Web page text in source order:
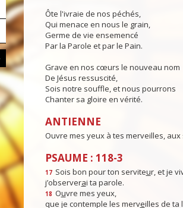
Ôte l'ivraie de nos péchés,
Qui menace en nous le grain,
Germe de vie ensemencé
Par la Parole et par le Pain.
Grave en nos cœurs le nouveau nom
De Jésus ressuscité,
Sois notre souffle, et nous pourrons
Chanter sa gloire en vérité.
ANTIENNE
Ouvre mes yeux à tes merveilles,
PSAUME : 118-3
17 Sois bon pour ton serviteur, et je
j’observerai ta parole.
18 Ouvre mes yeux,
que je contemple les merveilles de ta